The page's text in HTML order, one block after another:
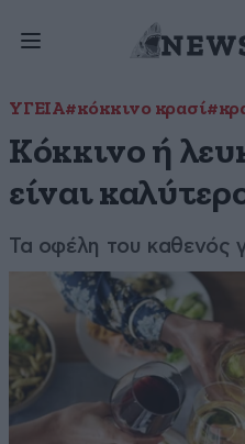
ΥΓΕΙΑ#κόκκινο κρασί
Κόκκινο ή
είναι
Τα οφέλη του καθενός